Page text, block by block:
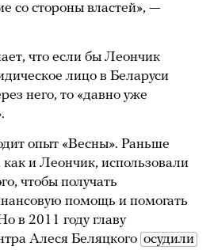
со стороны властей», —
что если бы Леончик
лицо в Беларуси
него, то «давно уже
опыт «Весны». Раньше
и Леончик, использовали
чтобы получать
помощь и помогать
в 2011 году главу
Алеся Беляцкого осудили